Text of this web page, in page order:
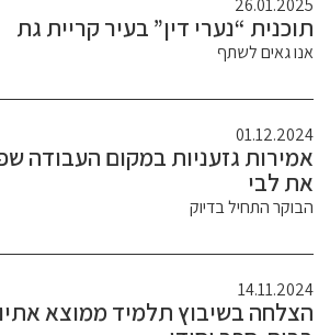
26.01.2025
תוכנית “נערי דין” בעיר קריית גת
אנו גאים לשתף
01.12.2024
אמירות גזעניות במקום העבודה
את לבי
הבוקר התחיל בדיוק
14.11.2024
הצלחה בשיבוץ תלמיד ממוצא